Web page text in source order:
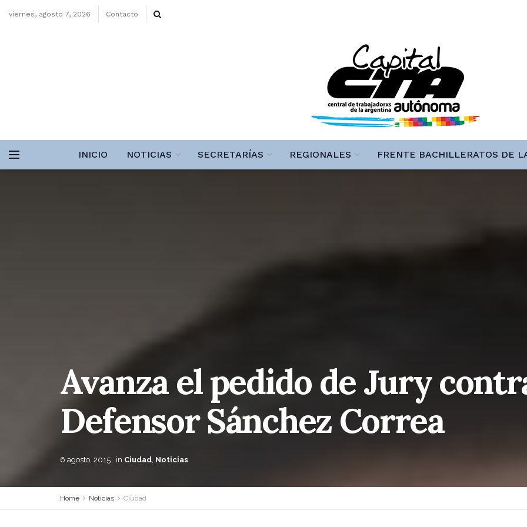
viernes, agosto 7, 2026 Contacto
INICIO NOTICIAS SECRETARÍAS REGIONALES FRENTE BACHILLERATOS DE
Avanza el pedido de Jury
Defensor Sánchez Correa
6 agosto, 2015 in Ciudad, Noticias
Home Noticias Ciudad